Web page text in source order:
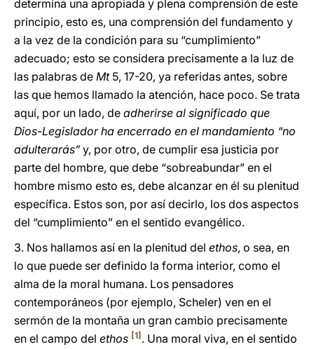
determina una apropiada y plena comprensión de este
principio, esto es, una comprensión del fundamento y
a la vez de la condición para su “cumplimiento”
adecuado; esto se considera precisamente a la luz de
las palabras de Mt 5, 17-20, ya referidas antes, sobre
las que hemos llamado la atención, hace poco. Se trata
aquí, por un lado, de adherirse al significado que
Dios-Legislador ha encerrado en el mandamiento “no
adulterarás”y, por otro, de cumplir esa justicia por
parte del hombre, que debe “sobreabundar” en el
hombre mismo esto es, debe alcanzar en él su plenitud
específica. Estos son, por así decirlo, los dos aspectos
del “cumplimiento” en el sentido evangélico.
3. Nos hallamos así en la plenitud del ethos, o sea, en
lo que puede ser definido la forma interior, como el
alma de la moral humana. Los pensadores
contemporáneos (por ejemplo, Scheler) ven en el
sermón de la montaña un gran cambio precisamente
en el campo del ethos [1] . Una moral viva, en el sentido